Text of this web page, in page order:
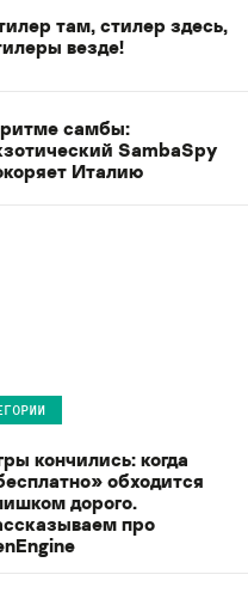
там, стилер здесь,
везде!
самбы:
SambaSpy
Италию
кончились: когда
обходится
дорого.
про